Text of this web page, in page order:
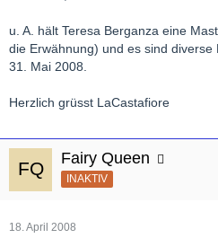
u. A. hält Teresa Berganza eine
die Erwähnung) und es sind
31. Mai 2008.
Herzlich grüsst LaCastafiore
Fairy Queen
INAKTIV
18. April 2008